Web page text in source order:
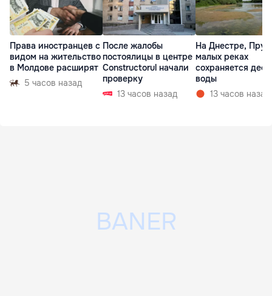
Права иностранцев с
видом на жительство
в Молдове расширят
5 часов назад
После жалобы
постоялицы в центре
Constructorul начали
проверку
13 часов назад
На Днестре,
малых реках
сохраняется
воды
13 часов назад